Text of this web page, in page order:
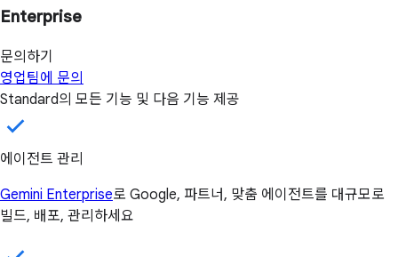
Enterprise
문의하기
영업팀에 문의
Standard의 모든 기능 및 다음 기능 제공
에이전트 관리
Gemini Enterprise로 Google, 파트너, 맞춤 에이전트를 대규모로
빌드, 배포, 관리하세요